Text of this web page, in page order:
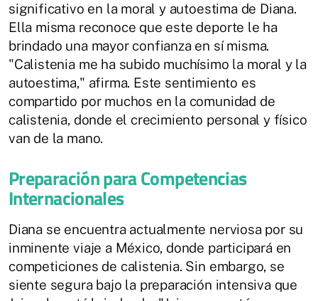
significativo en la moral y autoestima de Diana.
Ella misma reconoce que este deporte le ha
brindado una mayor confianza en sí misma.
"Calistenia me ha subido muchísimo la moral y la
autoestima," afirma. Este sentimiento es
compartido por muchos en la comunidad de
calistenia, donde el crecimiento personal y físico
van de la mano.
Preparación para Competencias
Internacionales
Diana se encuentra actualmente nerviosa por su
inminente viaje a México, donde participará en
competiciones de calistenia. Sin embargo, se
siente segura bajo la preparación intensiva que